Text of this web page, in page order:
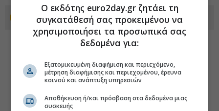
Προσθέστε το euro2day.gr στο Discover
Ο εκδότης euro2day.gr ζητάει τη
συγκατάθεσή σας προκειμένου να
χρησιμοποιήσει τα προσωπικά σας
δεδομένα για:
Εξατομικευμένη διαφήμιση και περιεχόμενο,
μέτρηση διαφήμισης και περιεχομένου, έρευνα
κοινού και ανάπτυξη υπηρεσιών
Αποθήκευση ή/και πρόσβαση στα δεδομένα μιας
συσκευής